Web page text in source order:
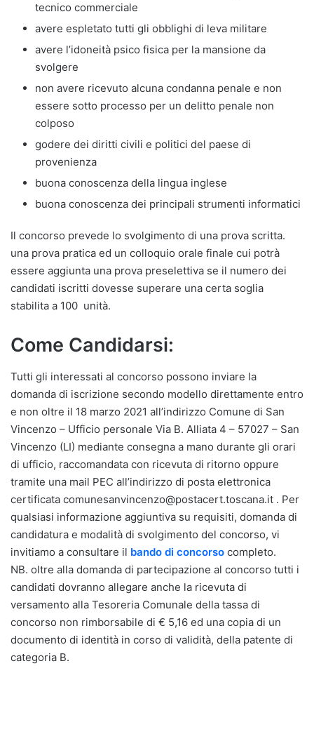
tecnico commerciale
avere espletato tutti gli obblighi di leva militare
avere l’idoneità psico fisica per la mansione da
svolgere
non avere ricevuto alcuna condanna penale e non
essere sotto processo per un delitto penale non
colposo
godere dei diritti civili e politici del paese di
provenienza
buona conoscenza della lingua inglese
buona conoscenza dei principali strumenti informatici
Il concorso prevede lo svolgimento di una prova scritta.
una prova pratica ed un colloquio orale finale cui potrà
essere aggiunta una prova preselettiva se il numero dei
candidati iscritti dovesse superare una certa soglia
stabilita a 100 unità.
Come Candidarsi:
Tutti gli interessati al concorso possono inviare la
domanda di iscrizione secondo modello direttamente entro
e non oltre il 18 marzo 2021 all’indirizzo Comune di San
Vincenzo – Ufficio personale Via B. Alliata 4 – 57027 – San
Vincenzo (LI) mediante consegna a mano durante gli orari
di ufficio, raccomandata con ricevuta di ritorno oppure
tramite una mail PEC all’indirizzo di posta elettronica
certificata comunesanvincenzo@postacert.toscana.it . Per
qualsiasi informazione aggiuntiva su requisiti, domanda di
candidatura e modalità di svolgimento del concorso, vi
invitiamo a consultare il bando di concorso completo.
NB. oltre alla domanda di partecipazione al concorso tutti i
candidati dovranno allegare anche la ricevuta di
versamento alla Tesoreria Comunale della tassa di
concorso non rimborsabile di € 5,16 ed una copia di un
documento di identità in corso di validità, della patente di
categoria B.